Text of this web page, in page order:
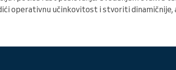
operativnu učinkovitost i stvoriti dinamičnije,